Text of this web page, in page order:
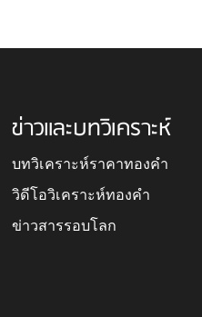
ข่าวและบทวิเคราะห์
บทวิเคราะห์ราคาทองคำ
วิดีโอวิเคราะห์ทองคำ
ข่าวสารรอบโลก